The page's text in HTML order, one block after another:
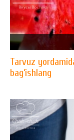
Tarvuz
bag‘ishlang